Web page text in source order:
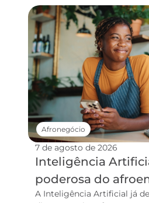
7 de agosto de 2026
Inteligência
poderosa do
A Inteligência Artificial já
Afronegócio